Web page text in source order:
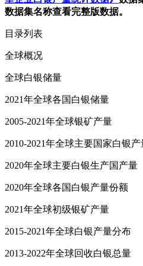
数据集名称查看完整版数据。
目录列表
全球概况
全球白银储量
2021年全球各国白银储量
2005-2021年全球银矿产量
2010-2021年全球主要国家白银产
2020年全球主要白银生产国产量
2020年全球各国白银产量份额
2021年全球初级银矿产量
2015-2021年全球白银产量分布
2013-2022年全球回收白银总量